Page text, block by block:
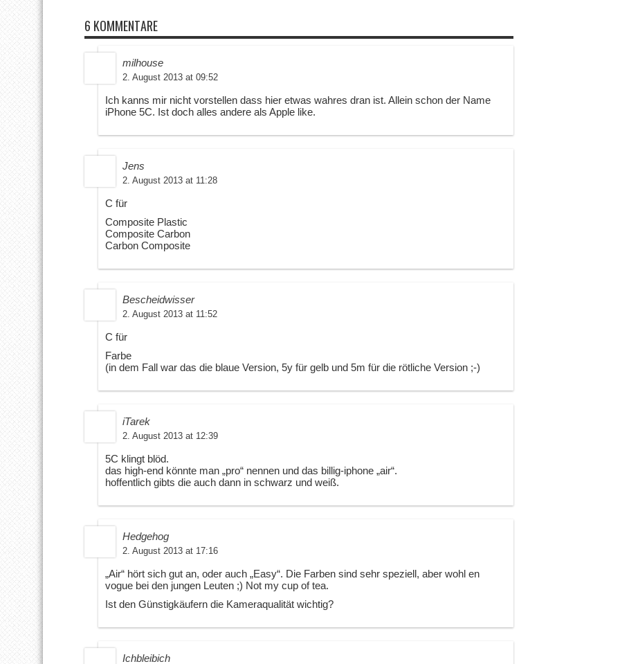
6 KOMMENTARE
milhouse
2. August 2013 at 09:52
Ich kanns mir nicht vorstellen dass hier etwas wahres dran ist. Allein schon der Name
iPhone 5C. Ist doch alles andere als Apple like.
Jens
2. August 2013 at 11:28
C für
Composite Plastic
Composite Carbon
Carbon Composite
Bescheidwisser
2. August 2013 at 11:52
C für
Farbe
(in dem Fall war das die blaue Version, 5y für gelb und 5m für die rötliche Version ;-)
iTarek
2. August 2013 at 12:39
5C klingt blöd.
das high-end könnte man „pro“ nennen und das billig-iphone „air“.
hoffentlich gibts die auch dann in schwarz und weiß.
Hedgehog
2. August 2013 at 17:16
„Air“ hört sich gut an, oder auch „Easy“. Die Farben sind sehr speziell, aber wohl en
vogue bei den jungen Leuten ;) Not my cup of tea.
Ist den Günstigkäufern die Kameraqualität wichtig?
Ichbleibich